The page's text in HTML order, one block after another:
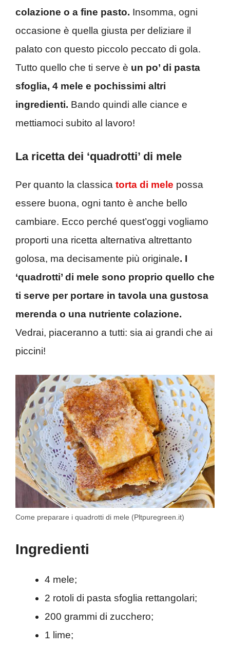
colazione o a fine pasto. Insomma, ogni
occasione è quella giusta per deliziare il
palato con questo piccolo peccato di gola.
Tutto quello che ti serve è un po’ di pasta
sfoglia, 4 mele e pochissimi altri
ingredienti. Bando quindi alle ciance e
mettiamoci subito al lavoro!
La ricetta dei ‘quadrotti’ di mele
Per quanto la classica torta di mele possa
essere buona, ogni tanto è anche bello
cambiare. Ecco perché quest’oggi vogliamo
proporti una ricetta alternativa altrettanto
golosa, ma decisamente più originale. I
‘quadrotti’ di mele sono proprio quello che
ti serve per portare in tavola una gustosa
merenda o una nutriente colazione.
Vedrai, piaceranno a tutti: sia ai grandi che ai
piccini!
Come preparare i quadrotti di mele (Pltpuregreen.it)
Ingredienti
4 mele;
2 rotoli di pasta sfoglia rettangolari;
200 grammi di zucchero;
1 lime;